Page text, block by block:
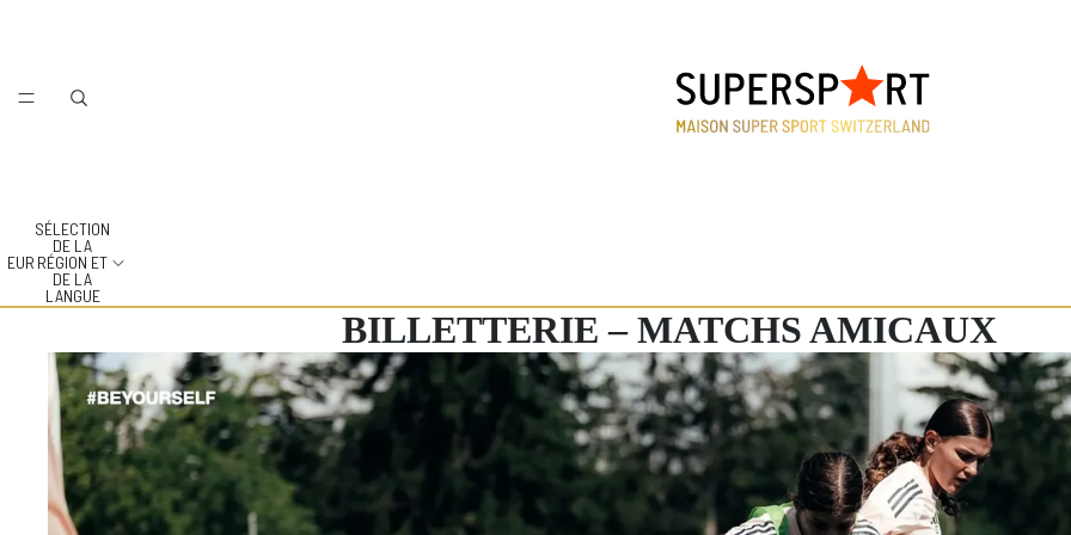
EUR
SÉLECTION
DE LA
RÉGION ET
DE LA
LANGUE
BILLETTERIE – MATCHS AMICAUX